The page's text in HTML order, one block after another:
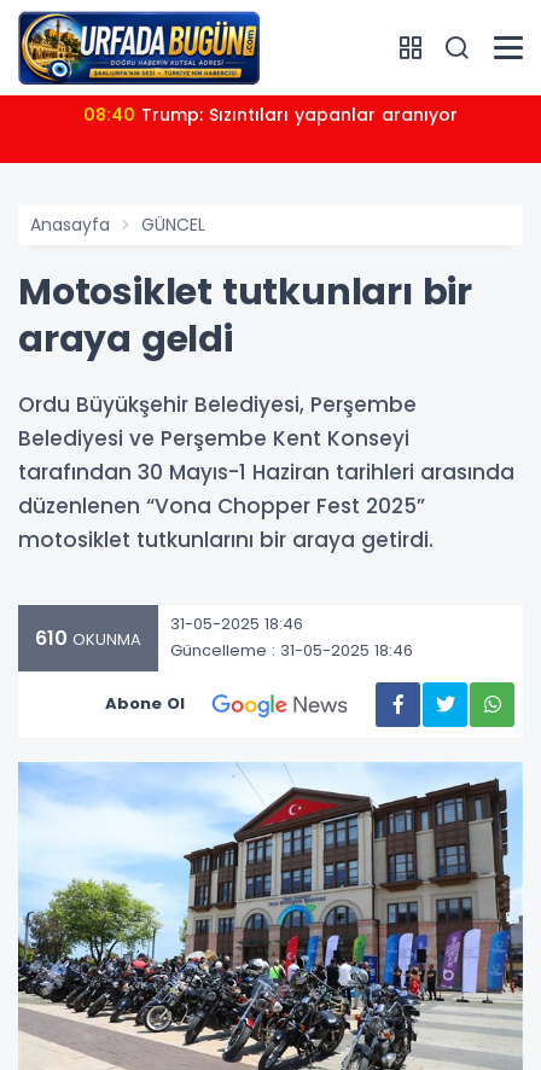
08:40 Trump: Sızıntıları yapanlar aranıyor
Anasayfa GÜNCEL
Motosiklet tutkunları bir
araya geldi
Ordu Büyükşehir Belediyesi, Perşembe
Belediyesi ve Perşembe Kent Konseyi
tarafından 30 Mayıs-1 Haziran tarihleri arasında
düzenlenen “Vona Chopper Fest 2025”
motosiklet tutkunlarını bir araya getirdi.
610 OKUNMA
31-05-2025 18:46
Güncelleme : 31-05-2025 18:46
Abone Ol